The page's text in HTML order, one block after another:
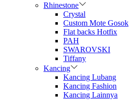
Rhinestone
Crystal
Custom Mote Gosok
Flat backs Hotfix
PAH
SWAROVSKI
Tiffany
Kancing
Kancing Lubang
Kancing Fashion
Kancing Lainnya